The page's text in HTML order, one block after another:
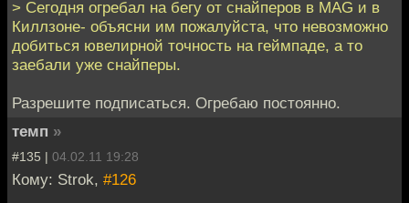
> Сегодня огребал на бегу от снайперов в MAG и в
Киллзоне- объясни им пожалуйста, что невозможно
добиться ювелирной точность на геймпаде, а то
заебали уже снайперы.
Разрешите подписаться. Огребаю постоянно.
темп »
#135 | 04.02.11 19:28
Кому: Strok, #126